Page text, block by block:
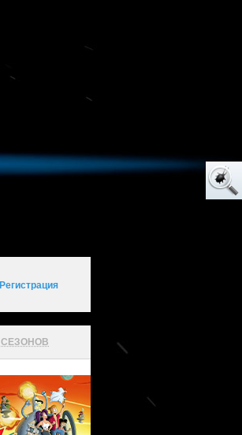
Регистрация
СЕЗОНОВ